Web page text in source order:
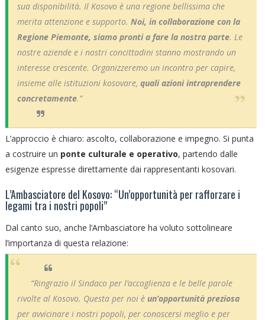
sua disponibilità. Il Kosovo è una regione bellissima che
merita attenzione e supporto. Noi, in collaborazione con la
Regione Piemonte, siamo pronti a fare la nostra parte. Le
nostre aziende e i nostri concittadini stanno mostrando un
interesse crescente. Organizzeremo un incontro per capire,
insieme alle istituzioni kosovare, quali azioni intraprendere
concretamente.”
L’approccio è chiaro: ascolto, collaborazione e impegno. Si punta
a costruire un ponte culturale e operativo, partendo dalle
esigenze espresse direttamente dai rappresentanti kosovari.
L’Ambasciatore del Kosovo: “Un’opportunità per rafforzare i
legami tra i nostri popoli”
Dal canto suo, anche l’Ambasciatore ha voluto sottolineare
l’importanza di questa relazione:
“Ringrazio il Sindaco per l’accoglienza e le belle parole
rivolte al Kosovo. Questa per noi è un’opportunità preziosa
per avvicinare i nostri popoli, per conoscersi meglio e per